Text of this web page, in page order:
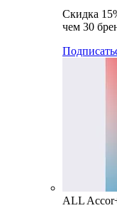
Скидка
чем 30
ALL